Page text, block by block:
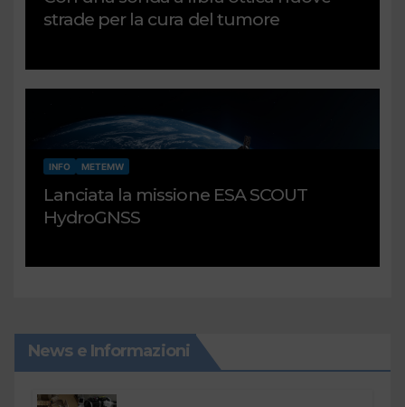
strade per la cura del tumore
INFO METEMW
Lanciata la missione ESA SCOUT
HydroGNSS
News e Informazioni